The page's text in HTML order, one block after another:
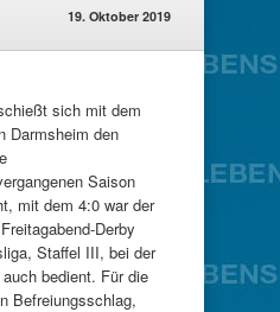
19. Oktober 2019
sich mit dem
Darmsheim den
Saison
mit dem 4:0 war der
Derby
Staffel III, bei der
bedient. Für die
Befreiungsschlag,